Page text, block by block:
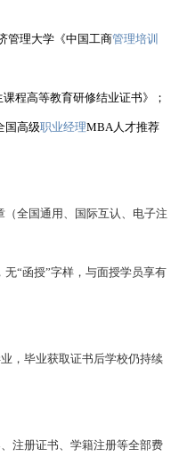
管理大学《中国工商管理培训
程高等教育研修结业证书》；
国高级职业经理MBA人才推荐
全国通用、国际互认、电子注
“函授”字样，与面授学员享有
，毕业获取证书后学校仍持续
注册证书、学籍注册等全部费